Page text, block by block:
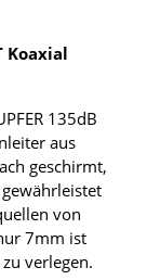
Koaxial
135dB
aus
geschirmt,
von
7mm ist
verlegen.